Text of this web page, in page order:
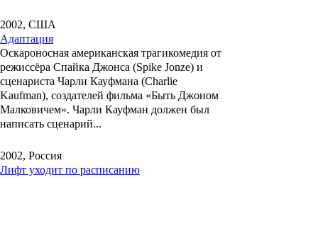
2002, США
Адаптация
Оскароносная американская трагикомедия от
режиссёра Спайка Джонса (Spike Jonze) и
сценариста Чарли Кауфмана (Charlie
Kaufman), создателей фильма «Быть Джоном
Малковичем». Чарли Кауфман должен был
написать сценарий...
2002, Россия
Лифт уходит по расписанию